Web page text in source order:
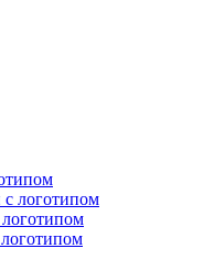
логотипом